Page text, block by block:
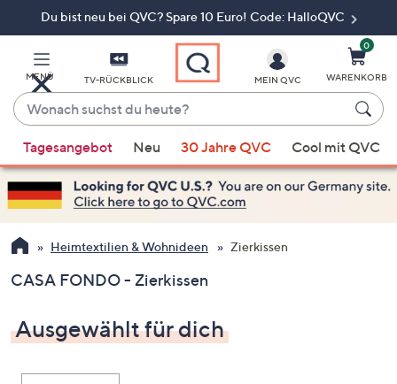
Du bist neu bei QVC? Spare 10 Euro! Code: HalloQVC
MENÜ TV-RÜCKBLICK
Wonach
suchst
du
heute?
Vorschläge
verfügbar
sind,
verwenden
Sie
Pfeiltasten
oben
und
nach
MEIN QVC
0
WARENKORB
Tagesangebot Neu 30 Jahre QVC Cool mit QVC
Heimtextilien & Wohnideen Zierkissen
CASA FONDO - Zierkissen
Ausgewählt für dich